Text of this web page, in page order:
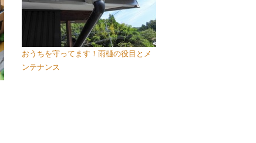
おうちを守ってます！雨樋の役目とメ
ンテナンス